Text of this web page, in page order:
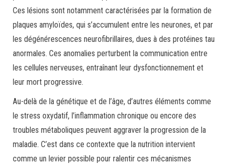
Ces lésions sont notamment caractérisées par la formation de
plaques amyloïdes, qui s’accumulent entre les neurones, et par
les dégénérescences neurofibrillaires, dues à des protéines tau
anormales. Ces anomalies perturbent la communication entre
les cellules nerveuses, entraînant leur dysfonctionnement et
leur mort progressive.
Au-delà de la génétique et de l’âge, d’autres éléments comme
le stress oxydatif, l’inflammation chronique ou encore des
troubles métaboliques peuvent aggraver la progression de la
maladie. C’est dans ce contexte que la nutrition intervient
comme un levier possible pour ralentir ces mécanismes